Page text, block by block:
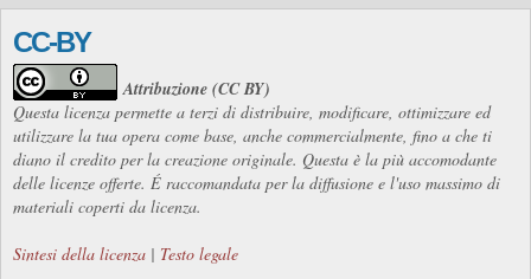
CC-BY
Attribuzione (CC BY)
Questa licenza permette a terzi di distribuire, modificare, ottimizzare ed
utilizzare la tua opera come base, anche commercialmente, fino a che ti
diano il credito per la creazione originale. Questa è la più accomodante
delle licenze offerte. É raccomandata per la diffusione e l'uso massimo di
materiali coperti da licenza.
Sintesi della licenza | Testo legale